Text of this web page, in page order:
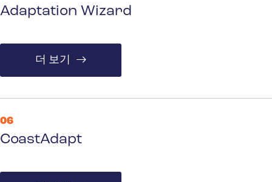
Adaptation Wizard
더 보기
06
CoastAdapt